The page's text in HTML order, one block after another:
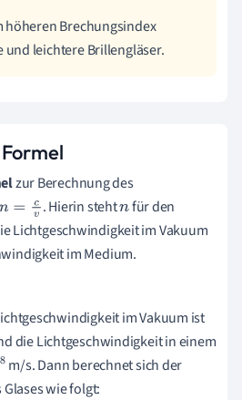
höheren Brechungsindex
leichtere Brillengläser.
zur Berechnung des
n=cv . Hierin stehtnfür den
Lichtgeschwindigkeit im Vakuum
im Medium.
im Vakuum ist
die Lichtgeschwindigkeit in einem
m/s. Dann berechnet sich der
wie folgt: